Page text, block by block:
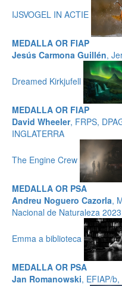
IJSVOGEL IN ACTIE
MEDALLA OR FIAP
Jesús Carmona Guillén,
Dreamed Kirkjufell
MEDALLA OR FIAP
David Wheeler, FRPS,
INGLATERRA
The Engine Crew
MEDALLA OR PSA
Andreu Noguero Cazorla,
Nacional de Naturaleza
Emma a biblioteca
MEDALLA OR PSA
Jan Romanowski, EFIAP/